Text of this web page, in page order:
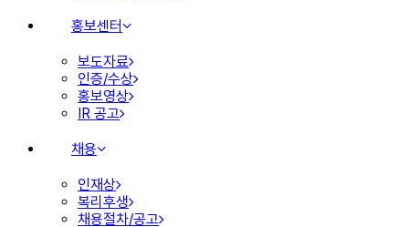
홍보센터
보도자료
인증/수상
홍보영상
IR 공고
채용
인재상
복리후생
채용절차/공고